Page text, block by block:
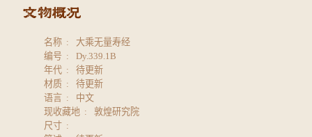
名称
大乘无量寿经
编号
Dy.339.1B
年代
待更新
材质
待更新
语言
中文
现收藏地
敦煌研究院
尺寸